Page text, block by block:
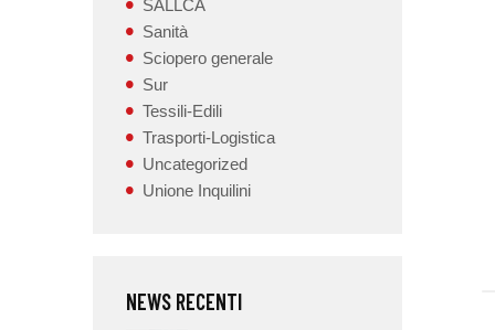
SALLCA
Sanità
Sciopero generale
Sur
Tessili-Edili
Trasporti-Logistica
Uncategorized
Unione Inquilini
NEWS RECENTI